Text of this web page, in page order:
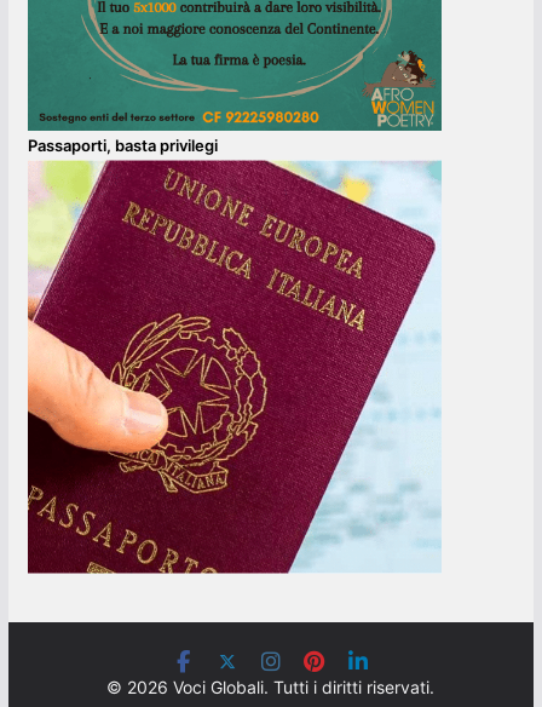
Passaporti, basta privilegi
© 2026 Voci Globali. Tutti i diritti riservati.